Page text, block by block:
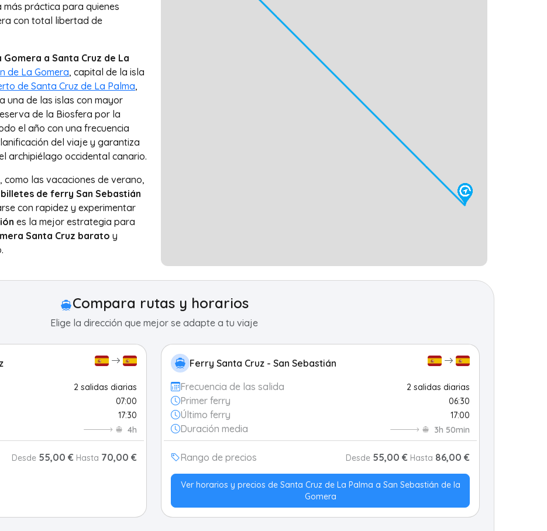
práctica para quienes
con total libertad de
a Santa Cruz de La
de La Gomera, capital de la isla
de Santa Cruz de La Palma,
una de las islas con mayor
de la Biosfera por la
el año con una frecuencia
del viaje y garantiza
archipiélago occidental canario.
las vacaciones de verano,
billetes de ferry San Sebastián
con rapidez y experimentar
es la mejor estrategia para
Santa Cruz barato y
Compara rutas y horarios
Elige la dirección que mejor se adapte a tu viaje
2 salidas diarias
07:00
17:30
4h
Desde 55,00 € Hasta 70,00 €
Ferry Santa Cruz - San Sebastián
Frecuencia de las salida 2 salidas diarias
Primer ferry 06:30
Último ferry 17:00
Duración media 3h 50min
Rango de precios Desde 55,00 € Hasta 86,00 €
Ver horarios y precios de Santa Cruz de La Palma a San Sebastián de la
Gomera